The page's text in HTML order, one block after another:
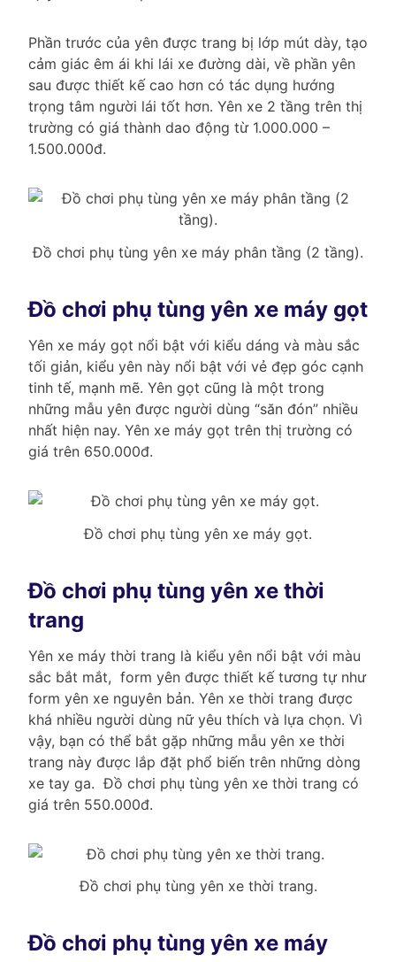
Phần trước của yên được trang bị lớp mút dày, tạo
cảm giác êm ái khi lái xe đường dài, về phần yên
sau được thiết kế cao hơn có tác dụng hướng
trọng tâm người lái tốt hơn. Yên xe 2 tầng trên thị
trường có giá thành dao động từ 1.000.000 –
1.500.000đ.
Đồ chơi phụ tùng yên xe máy phân tầng (2 tầng).
Đồ chơi phụ tùng yên xe máy gọt
Yên xe máy gọt nổi bật với kiểu dáng và màu sắc
tối giản, kiểu yên này nổi bật với vẻ đẹp góc cạnh
tinh tế, mạnh mẽ. Yên gọt cũng là một trong
những mẫu yên được người dùng “săn đón” nhiều
nhất hiện nay. Yên xe máy gọt trên thị trường có
giá trên 650.000đ.
Đồ chơi phụ tùng yên xe máy gọt.
Đồ chơi phụ tùng yên xe thời
trang
Yên xe máy thời trang là kiểu yên nổi bật với màu
sắc bắt mắt, form yên được thiết kế tương tự như
form yên xe nguyên bản. Yên xe thời trang được
khá nhiều người dùng nữ yêu thích và lựa chọn. Vì
vậy, bạn có thể bắt gặp những mẫu yên xe thời
trang này được lắp đặt phổ biến trên những dòng
xe tay ga. Đồ chơi phụ tùng yên xe thời trang có
giá trên 550.000đ.
Đồ chơi phụ tùng yên xe thời trang.
Đồ chơi phụ tùng yên xe máy